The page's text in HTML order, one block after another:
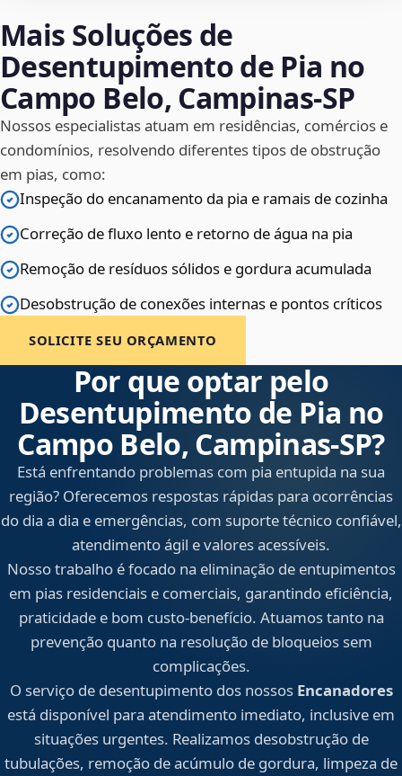
Mais Soluções de
Desentupimento de Pia no
Campo Belo, Campinas‑SP
Nossos especialistas atuam em residências, comércios e
condomínios, resolvendo diferentes tipos de obstrução
em pias, como:
Inspeção do encanamento da pia e ramais de cozinha
Correção de fluxo lento e retorno de água na pia
Remoção de resíduos sólidos e gordura acumulada
Desobstrução de conexões internas e pontos críticos
SOLICITE SEU ORÇAMENTO
Por que optar pelo
Desentupimento de Pia no
Campo Belo, Campinas‑SP?
Está enfrentando problemas com pia entupida na sua
região? Oferecemos respostas rápidas para ocorrências
do dia a dia e emergências, com suporte técnico confiável,
atendimento ágil e valores acessíveis.
Nosso trabalho é focado na eliminação de entupimentos
em pias residenciais e comerciais, garantindo eficiência,
praticidade e bom custo-benefício. Atuamos tanto na
prevenção quanto na resolução de bloqueios sem
complicações.
O serviço de desentupimento dos nossos Encanadores
está disponível para atendimento imediato, inclusive em
situações urgentes. Realizamos desobstrução de
tubulações, remoção de acúmulo de gordura, limpeza de